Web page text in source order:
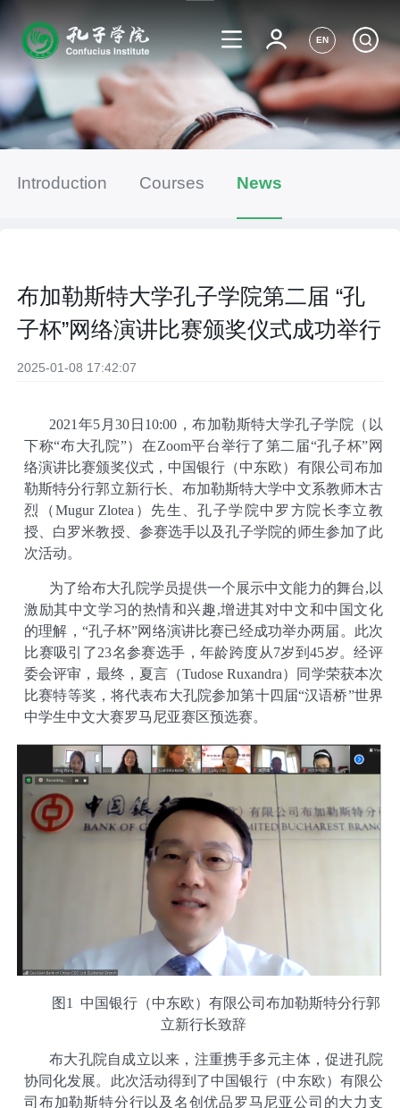
EN
Introduction Courses News
布加勒斯特大学孔子学院第二届 “孔
子杯”网络演讲比赛颁奖仪式成功举行
2025-01-08 17:42:07
2021 年5 月30 日10:00，布加勒斯特大学孔子学院（以
下称“布大孔院”）在Zoom平台举行了第二届“孔子杯”网
络演讲比赛颁奖仪式，中国银行（中东欧）有限公司布加
勒斯特分行郭立新行长、布加勒斯特大学中文系教师木古
烈（Mugur Zlotea）先生、孔子学院中罗方院长李立教
授、白罗米教授、参赛选手以及孔子学院的师生参加了此
次活动。
为了给布大孔院学员提供一个展示中文能力的舞台,以
激励其中文学习的热情和兴趣,增进其对中文和中国文化
的理解，“孔子杯”网络演讲比赛已经成功举办两届。此次
比赛吸引了23名参赛选手，年龄跨度从7岁到45岁。经评
委会评审，最终，夏言（Tudose Ruxandra）同学荣获本次
比赛特等奖，将代表布大孔院参加第十四届“汉语桥”世界
中学生中文大赛罗马尼亚赛区预选赛。
图1 中国银行（中东欧）有限公司布加勒斯特分行郭
立新行长致辞
布大孔院自成立以来，注重携手多元主体，促进孔院
协同化发展。此次活动得到了中国银行（中东欧）有限公
司布加勒斯特分行以及名创优品罗马尼亚公司的大力支